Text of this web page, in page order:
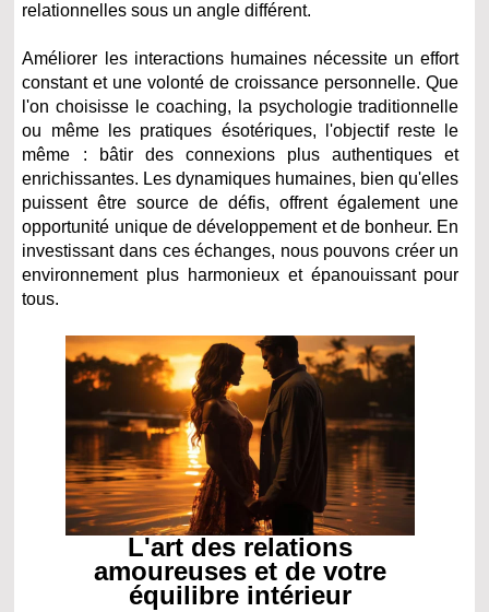
relationnelles sous un angle différent.
Améliorer les interactions humaines nécessite un effort
constant et une volonté de croissance personnelle. Que
l'on choisisse le coaching, la psychologie traditionnelle
ou même les pratiques ésotériques, l'objectif reste le
même : bâtir des connexions plus authentiques et
enrichissantes. Les dynamiques humaines, bien qu'elles
puissent être source de défis, offrent également une
opportunité unique de développement et de bonheur. En
investissant dans ces échanges, nous pouvons créer un
environnement plus harmonieux et épanouissant pour
tous.
L'art des relations
amoureuses et de votre
équilibre intérieur